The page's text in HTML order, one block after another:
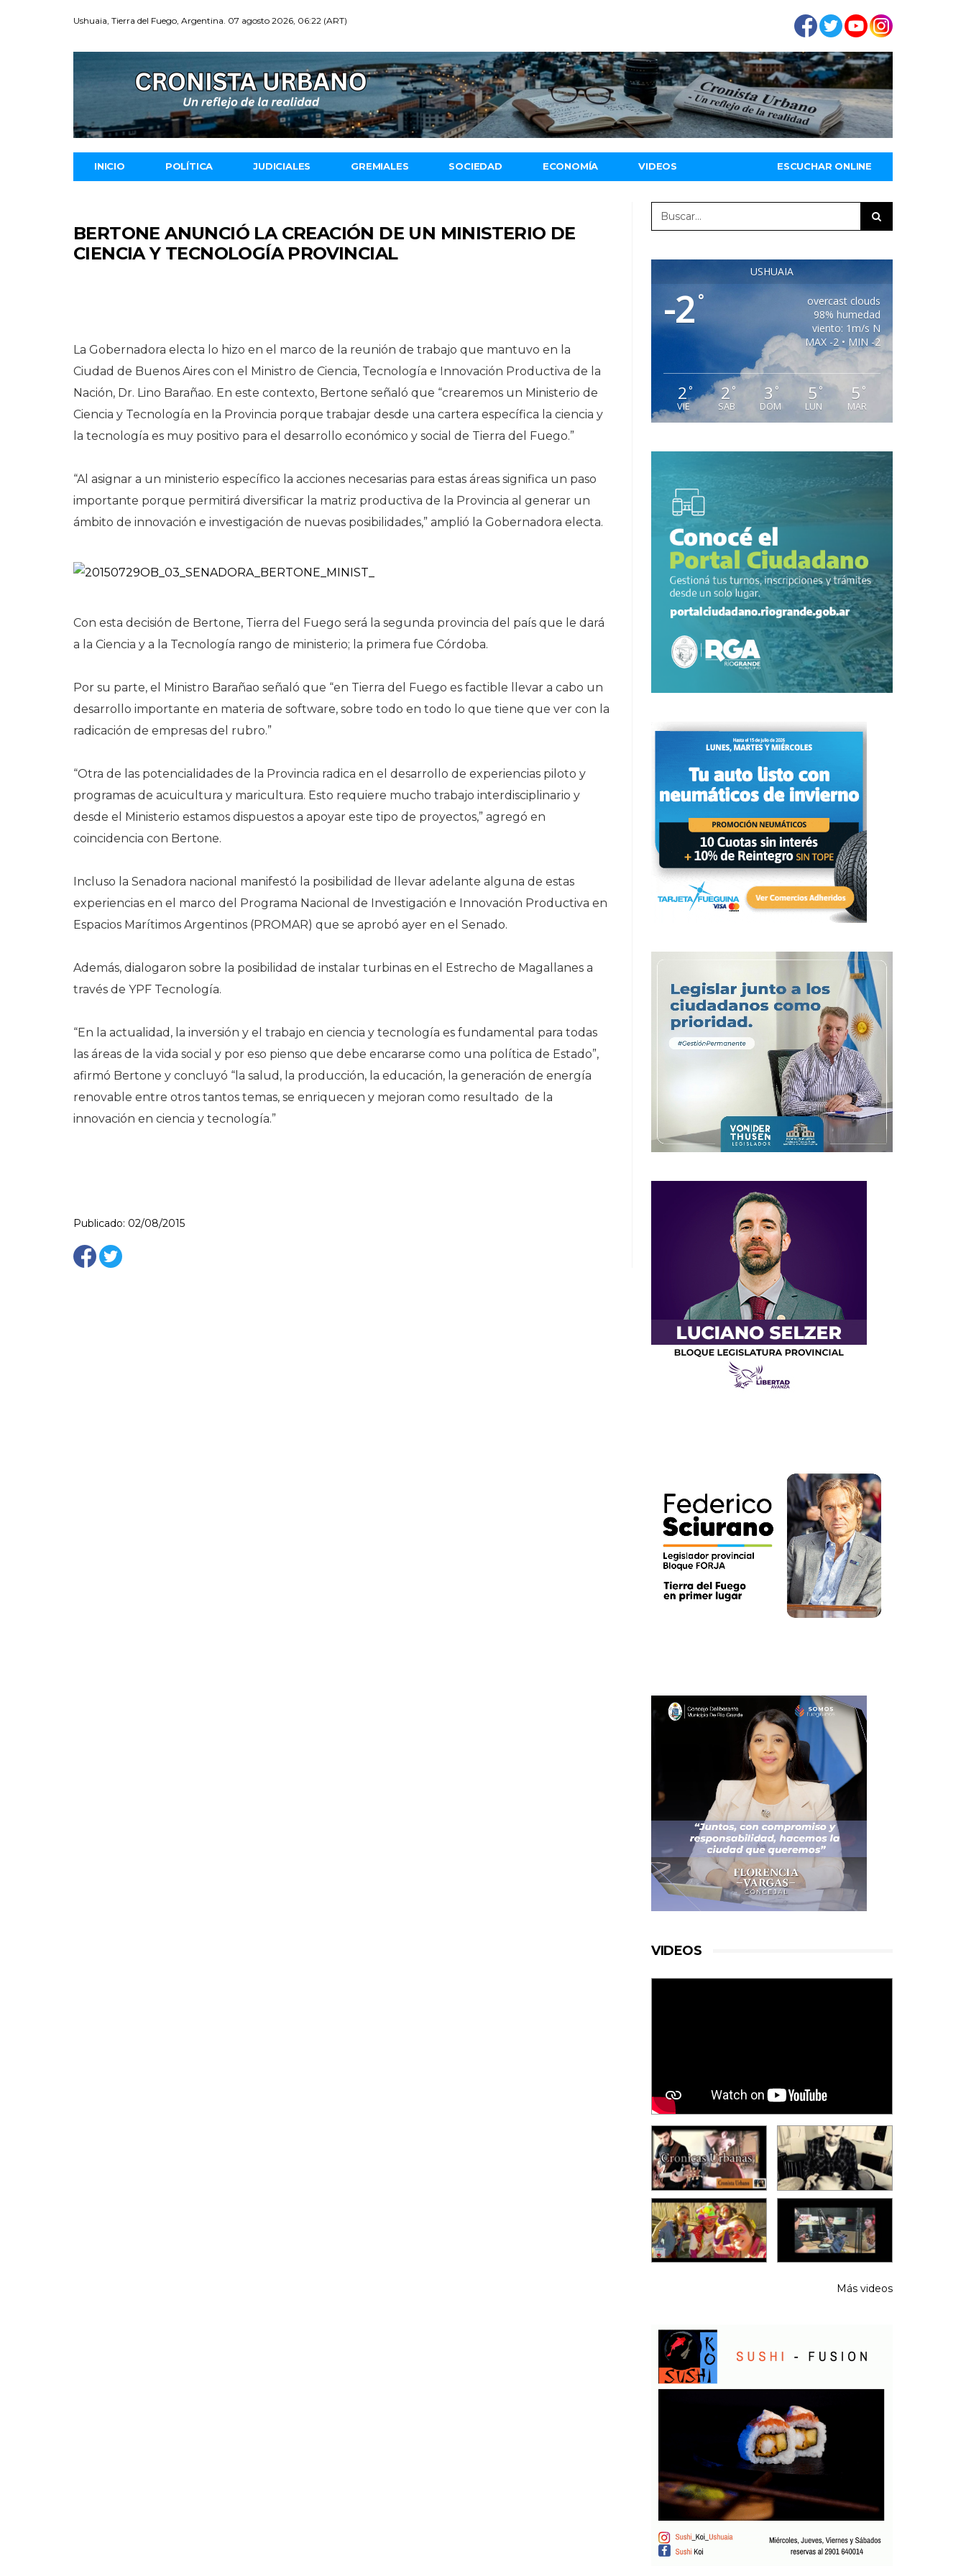
Ushuaia, Tierra del Fuego, Argentina. 07 agosto 2026, 06:22 (ART)
INICIO POLÍTICA JUDICIALES GREMIALES SOCIEDAD ECONOMÍA VIDEOS ESCUCHAR ONLINE
BERTONE ANUNCIÓ LA CREACIÓN DE UN MINISTERIO DE
CIENCIA Y TECNOLOGÍA PROVINCIAL
La Gobernadora electa lo hizo en el marco de la reunión de trabajo que mantuvo en la
Ciudad de Buenos Aires con el Ministro de Ciencia, Tecnología e Innovación Productiva de la
Nación, Dr. Lino Barañao. En este contexto, Bertone señaló que “crearemos un Ministerio de
Ciencia y Tecnología en la Provincia porque trabajar desde una cartera específica la ciencia y
la tecnología es muy positivo para el desarrollo económico y social de Tierra del Fuego.”
“Al asignar a un ministerio específico la acciones necesarias para estas áreas significa un paso
importante porque permitirá diversificar la matriz productiva de la Provincia al generar un
ámbito de innovación e investigación de nuevas posibilidades,” amplió la Gobernadora electa.
Con esta decisión de Bertone, Tierra del Fuego será la segunda provincia del país que le dará
a la Ciencia y a la Tecnología rango de ministerio; la primera fue Córdoba.
Por su parte, el Ministro Barañao señaló que “en Tierra del Fuego es factible llevar a cabo un
desarrollo importante en materia de software, sobre todo en todo lo que tiene que ver con la
radicación de empresas del rubro.”
“Otra de las potencialidades de la Provincia radica en el desarrollo de experiencias piloto y
programas de acuicultura y maricultura. Esto requiere mucho trabajo interdisciplinario y
desde el Ministerio estamos dispuestos a apoyar este tipo de proyectos,” agregó en
coincidencia con Bertone.
Incluso la Senadora nacional manifestó la posibilidad de llevar adelante alguna de estas
experiencias en el marco del Programa Nacional de Investigación e Innovación Productiva en
Espacios Marítimos Argentinos (PROMAR) que se aprobó ayer en el Senado.
Además, dialogaron sobre la posibilidad de instalar turbinas en el Estrecho de Magallanes a
través de YPF Tecnología.
“En la actualidad, la inversión y el trabajo en ciencia y tecnología es fundamental para todas
las áreas de la vida social y por eso pienso que debe encararse como una política de Estado”,
afirmó Bertone y concluyó “la salud, la producción, la educación, la generación de energía
renovable entre otros tantos temas, se enriquecen y mejoran como resultado de la
innovación en ciencia y tecnología.”
Publicado: 02/08/2015
USHUAIA
-2°
overcast clouds
98% humedad
viento: 1m/s N
MAX -2 • MIN -2
2°
VIE
2 °
SAB
3 °
DOM
5 °
LUN
5 °
MAR
VIDEOS
Más videos